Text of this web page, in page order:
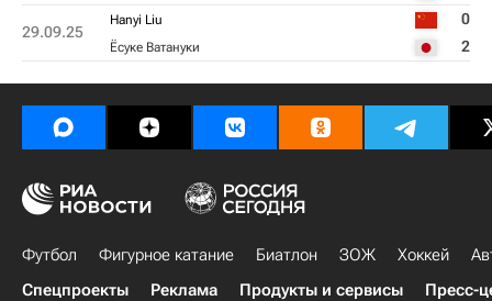
29.09.25
Hanyi Liu 0
Ёсуке Ватануки 2
Футбол Фигурное катание Биатлон ЗОЖ Хоккей
Спецпроекты
Реклама Продукты и сервисы Пресс-